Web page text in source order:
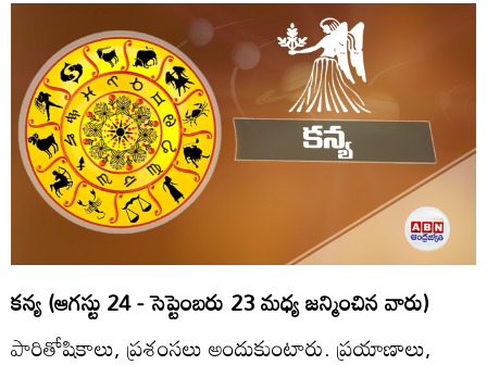
కన్య (ఆగస్టు 24 - సెప్టెంబరు 23 మధ్య జన్మించిన వారు)
పారితోషికాలు, ప్రశంసలు అందుకుంటారు. ప్రయాణాలు,